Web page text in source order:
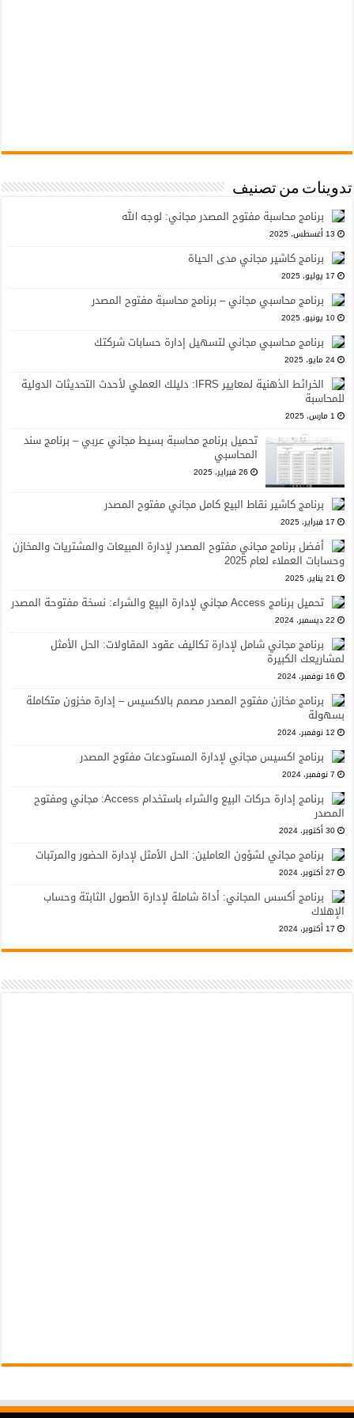
تدوينات من تصنيف
برنامج محاسبة مفتوح المصدر مجاني: لوجه الله
13 أغسطس، 2025
برنامج كاشير مجاني مدى الحياة
17 يوليو، 2025
برنامج محاسبي مجاني – برنامج محاسبة مفتوح المصدر
10 يونيو، 2025
برنامج محاسبي مجاني لتسهيل إدارة حسابات شركتك
24 مايو، 2025
الخرائط الذهنية لمعايير IFRS: دليلك العملي لأحدث التحديثات الدولية
للمحاسبة
1 مارس، 2025
تحميل برنامج محاسبة بسيط مجاني عربي – برنامج سند
المحاسبي
26 فبراير، 2025
برنامج كاشير نقاط البيع كامل مجاني مفتوح المصدر
17 فبراير، 2025
أفضل برنامج مجاني مفتوح المصدر لإدارة المبيعات والمشتريات والمخازن
وحسابات العملاء لعام 2025
21 يناير، 2025
تحميل برنامج Access مجاني لإدارة البيع والشراء: نسخة مفتوحة المصدر
22 ديسمبر، 2024
برنامج مجاني شامل لإدارة تكاليف عقود المقاولات: الحل الأمثل
لمشاريعك الكبيرة
16 نوفمبر، 2024
برنامج مخازن مفتوح المصدر مصمم بالاكسيس – إدارة مخزون متكاملة
بسهولة
12 نوفمبر، 2024
برنامج اكسيس مجاني لإدارة المستودعات مفتوح المصدر
7 نوفمبر، 2024
برنامج إدارة حركات البيع والشراء باستخدام Access: مجاني ومفتوح
المصدر
30 أكتوبر، 2024
برنامج مجاني لشؤون العاملين: الحل الأمثل لإدارة الحضور والمرتبات
27 أكتوبر، 2024
برنامج أكسس المجاني: أداة شاملة لإدارة الأصول الثابتة وحساب
الإهلاك
17 أكتوبر، 2024